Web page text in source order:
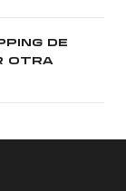
DE
OTRA